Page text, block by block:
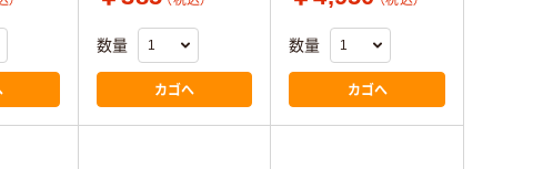
数量
カゴへ
数量
カゴへ